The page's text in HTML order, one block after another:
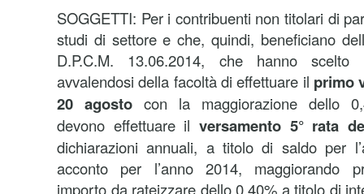
SOGGETTI: Per i contribuenti non titolari di
studi di settore e che, quindi, beneficiano
D.P.C.M. 13.06.2014, che hanno scelto
avvalendosi della facoltà di effettuare il primo
20 agosto con la maggiorazione dello
devono effettuare il versamento 5° rata
dichiarazioni annuali, a titolo di saldo per
acconto per l’anno 2014, maggiorando
importo da rateizzare dello 0,40% a titolo di